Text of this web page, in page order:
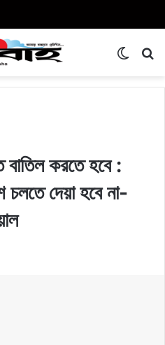
বাতিল করতে হবে :
চলতে দেয়া হবে না-